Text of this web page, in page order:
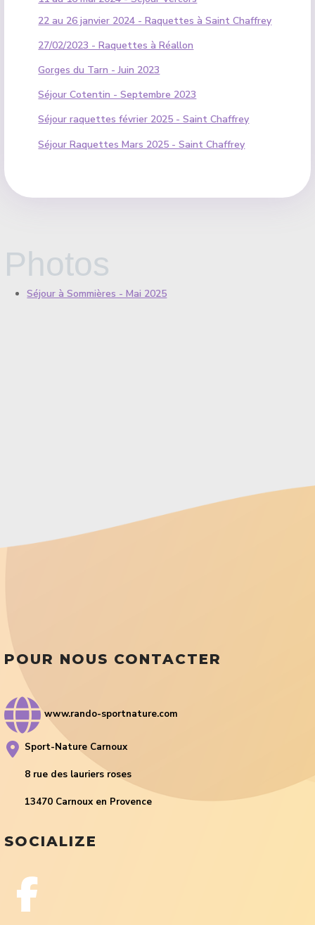
22 au 26 janvier 2024 - Raquettes à Saint Chaffrey
27/02/2023 - Raquettes à Réallon
Gorges du Tarn - Juin 2023
Séjour Cotentin - Septembre 2023
Séjour raquettes février 2025 - Saint Chaffrey
Séjour Raquettes Mars 2025 - Saint Chaffrey
Photos
Séjour à Sommières - Mai 2025
POUR NOUS CONTACTER
www.rando-sportnature.com
Sport-Nature Carnoux
8 rue des lauriers roses
13470 Carnoux en Provence
SOCIALIZE